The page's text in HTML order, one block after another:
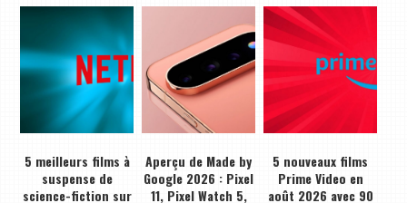
5 meilleurs films à
suspense de
science-fiction sur
Aperçu de Made by
Google 2026 : Pixel
11, Pixel Watch 5,
5 nouveaux films
Prime Video en
août 2026 avec 90